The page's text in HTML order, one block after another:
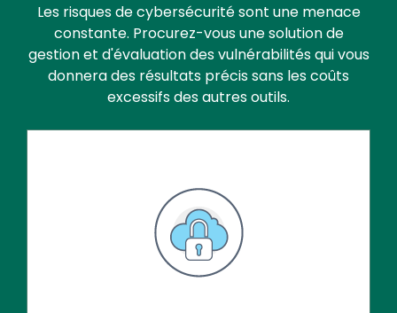
Les risques de cybersécurité sont une menace
constante. Procurez-vous une solution de
gestion et d'évaluation des vulnérabilités qui vous
donnera des résultats précis sans les coûts
excessifs des autres outils.